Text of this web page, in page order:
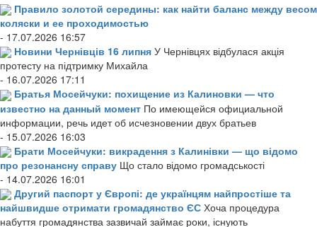
Правило золотой середины: как найти баланс между весом
коляски и ее проходимостью
- 17.07.2026 16:57
Новини Чернівців 16 липня У Чернівцях відбулася акція
протесту на підтримку Михайла
- 16.07.2026 17:11
Братья Мосейчуки: похищение из Калиновки — что
известно на данный момент По имеющейся официальной
информации, речь идет об исчезновении двух братьев
- 15.07.2026 16:03
Брати Мосейчуки: викрадення з Калинівки — що відомо
про резонансну справу Що стало відомо громадськості
- 14.07.2026 16:01
Другий паспорт у Європі: де українцям найпростіше та
найшвидше отримати громадянство ЄС Хоча процедура
набуття громадянства зазвичай займає роки, існують